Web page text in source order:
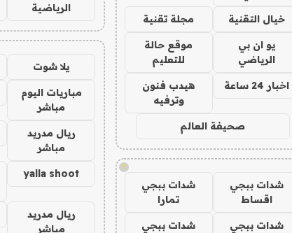
خيال التقنية مجلة تقنية
يو ان بي
الرياضي
موقع حالة
للتعليم
اخبار 24 ساعة
هيدب فنون
وترفيه
صحيفة العالم
!
شدات ببجي
اقساط
شدات ببجي
تمارا
شدات ببجي
شدات ببجي
الرياضية
يلا شوت
مباريات اليوم
مباشر
ريال مدريد
مباشر
yalla shoot
ريال مدريد
مباشر